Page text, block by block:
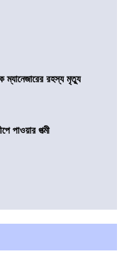
ম্যানেজারের রহস্য মৃত্যু
পাওয়ার পত্মী